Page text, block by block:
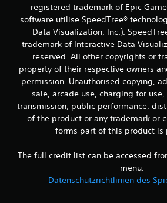
registered trademark of Epic
software utilise SpeedTree®
Data Visualization, Inc.).
trademark of Interactive Data
reserved. All other copyrights or
property of their respective owners
permission. Unauthorised copying,
sale, arcade use, charging for
transmission, public performance,
of the product or any trademark or
forms part of this product is
The full credit list can be accessed
menu.
Datenschutzrichtlinien des